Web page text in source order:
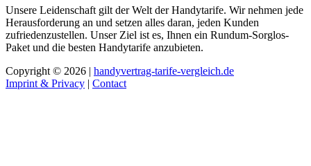
Unsere Leidenschaft gilt der Welt der Handytarife. Wir nehmen jede
Herausforderung an und setzen alles daran, jeden Kunden
zufriedenzustellen. Unser Ziel ist es, Ihnen ein Rundum-Sorglos-
Paket und die besten Handytarife anzubieten.
Copyright © 2026 | handyvertrag-tarife-vergleich.de
Imprint & Privacy | Contact